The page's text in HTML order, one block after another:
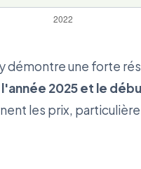
démontre une forte
l'année 2025 et le
les prix,